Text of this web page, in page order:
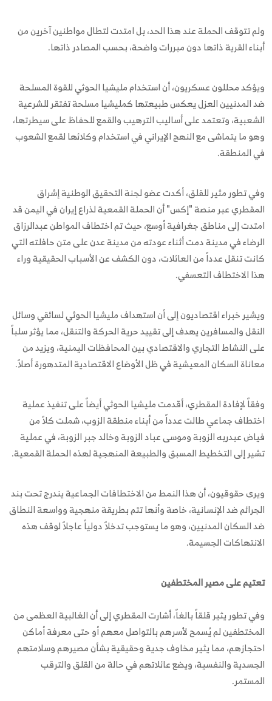
ولم تتوقف الحملة عند هذا الحد، بل امتدت لتطال مواطنين آخرين من
أبناء القرية ذاتها دون مبررات واضحة، بحسب المصادر ذاتها.
ويؤكد محللون عسكريون، أن استخدام مليشيا الحوثي للقوة المسلحة
ضد المدنيين العزل يعكس طبيعتها كمليشيا مسلحة تفتقر للشرعية
الشعبية، وتعتمد على أساليب الترهيب والقمع للحفاظ على سيطرتها،
وهو ما يتماشى مع النهج الإيراني في استخدام وكلائها لقمع الشعوب
في المنطقة.
وفي تطور مثير للقلق، أكدت عضو لجنة التحقيق الوطنية إشراق
المقطري عبر منصة "إكس" أن الحملة القمعية لذراع إيران في اليمن قد
امتدت إلى مناطق جغرافية أوسع، حيث تم اختطاف المواطن عبدالرزاق
الرضاء في مدينة دمت أثناء عودته من مدينة عدن على متن حافلته التي
كانت تنقل عدداً من العائلات، دون الكشف عن الأسباب الحقيقية وراء
هذا الاختطاف التعسفي.
ويشير خبراء اقتصاديون إلى أن استهداف مليشيا الحوثي لسائقي وسائل
النقل والمسافرين يهدف إلى تقييد حرية الحركة والتنقل، مما يؤثر سلباً
على النشاط التجاري والاقتصادي بين المحافظات اليمنية، ويزيد من
معاناة السكان المعيشية في ظل الأوضاع الاقتصادية المتدهورة أصلاً.
وفقاً لإفادة المقطري، أقدمت مليشيا الحوثي أيضاً على تنفيذ عملية
اختطاف جماعي طالت عدداً من أبناء منطقة الزوب، شملت كلاً من
فياض عبدربه الزوبة وموسى عباد الزوبة وخالد جبر الزوبة، في عملية
تشير إلى التخطيط المسبق والطبيعة المنهجية لهذه الحملة القمعية.
ويرى حقوقيون، أن هذا النمط من الاختطافات الجماعية يندرج تحت بند
الجرائم ضد الإنسانية، خاصة وأنها تتم بطريقة منهجية وواسعة النطاق
ضد السكان المدنيين، وهو ما يستوجب تدخلاً دولياً عاجلاً لوقف هذه
الانتهاكات الجسيمة.
تعتيم على مصير المختطفين
وفي تطور يثير قلقاً بالغاً، أشارت المقطري إلى أن الغالبية العظمى من
المختطفين لم يُسمح لأسرهم بالتواصل معهم أو حتى معرفة أماكن
احتجازهم، مما يثير مخاوف جدية وحقيقية بشأن مصيرهم وسلامتهم
الجسدية والنفسية، ويضع عائلاتهم في حالة من القلق والترقب
المستمر.